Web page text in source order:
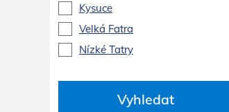
Kysuce
Velká Fatra
Nízké Tatry
Vyhledat